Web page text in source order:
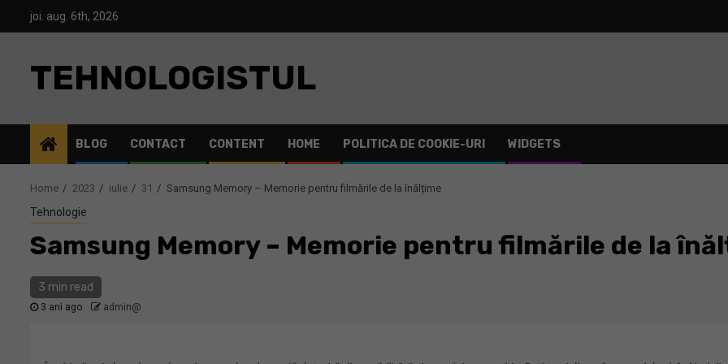
joi. aug. 6th, 2026
TEHNOLOGISTUL
BLOG CONTACT CONTENT HOME POLITICA DE COOKIE-URI WIDGETS
Home 2023 iulie 31 Samsung Memory – Memorie pentru filmările de la înălțime
Tehnologie
Samsung Memory – Memorie pentru filmările de la
3 min read
3 ani ago admin@